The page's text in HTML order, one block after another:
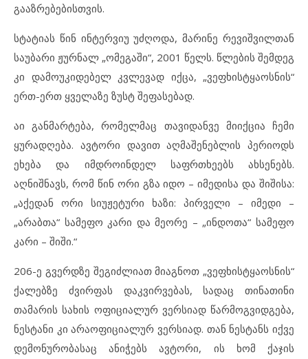
გააზრებებისთვის.
სტატიას წინ ინტერვიუ უძღოდა, მარინე რევიშვილთან
საუბარი ჟურნალ „ომეგაში“, 2001 წელს. წლების შემდეგ
კი დამოუკიდებელ კვლევად იქცა, „ვეფხისტყაოსნის“
ერთ-ერთ ყველაზე ზუსტ შეფასებად.
აი განმარტება, რომელმაც თავიდანვე მიიქცია ჩემი
ყურადღება. ავტორი დავით აღმაშენებლის პერიოდს
ეხება და იმდროინდელ საფრთხეებს ახსენებს.
აღნიშნავს, რომ წინ ორი გზა იდო – იმედისა და შიშისა:
„აქედან ორი სიუჟეტური ხაზი: პირველი – იმედი –
„არაბთა“ სამეფო კარი და მეორე – „ინდოთა“ სამეფო
კარი – შიში.“
206-ე გვერდზე შეგიძლიათ მიაგნოთ „ვეფხისტყაოსნის“
ქალებზე ძვირფას დაკვირვებას, სადაც თინათინი
თამარის სახის ოფიციალურ ვერსიად წარმოგვიდგება,
ნესტანი კი არაოფიციალურ ვერსიად. თან ნესტანს იქვე
დემონურობასაც ანიჭებს ავტორი, ის ხომ ქაჯის